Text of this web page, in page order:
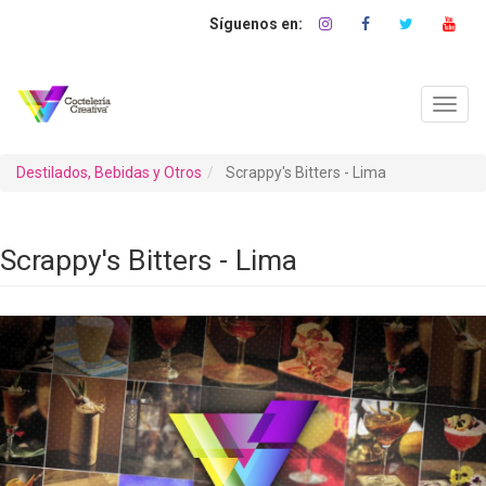
Destilados, Bebidas y Otros Scrappy's Bitters - Lima
Scrappy's Bitters - Lima